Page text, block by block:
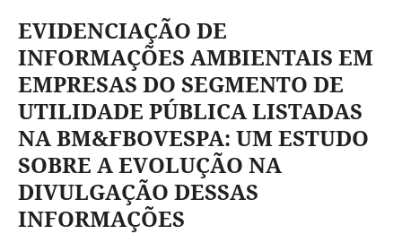
EVIDENCIAÇÃO DE
INFORMAÇÕES AMBIENTAIS EM
EMPRESAS DO SEGMENTO DE
UTILIDADE PÚBLICA LISTADAS
NA BM&FBOVESPA: UM ESTUDO
SOBRE A EVOLUÇÃO NA
DIVULGAÇÃO DESSAS
INFORMAÇÕES